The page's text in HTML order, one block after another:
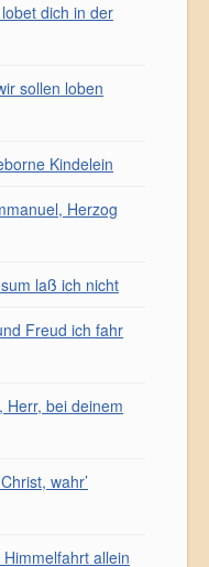
dich in der
sollen loben
Kindelein
Herzog
laß ich nicht
Freud ich fahr
Herr, bei deinem
wahr’
allein